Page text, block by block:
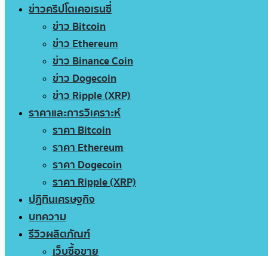
ข่าวคริปโตเคอเรนซี่
ข่าว Bitcoin
ข่าว Ethereum
ข่าว Binance Coin
ข่าว Dogecoin
ข่าว Ripple (XRP)
ราคาและการวิเคราะห์
ราคา Bitcoin
ราคา Ethereum
ราคา Dogecoin
ราคา Ripple (XRP)
ปฏิทินเศรษฐกิจ
บทความ
รีวิวผลิตภัณฑ์
เว็บซื้อขาย